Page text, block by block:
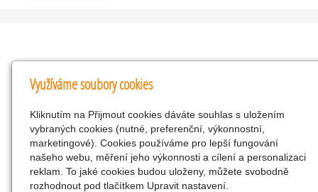
Kontakty
KNK obchodní společnost s r.o.
Komenského 127, Žacléř, 542 01 Číslo účtu:
286293602/0300
25298518
CZ25298518
Využíváme soubory cookies
Kliknutím na Přijmout cookies dáváte souhlas s uložením
vybraných cookies (nutné, preferenční, výkonnostní,
marketingové). Cookies používáme pro lepší fungování
našeho webu, měření jeho výkonnosti a cílení a personalizaci
reklam. To jaké cookies budou uloženy, můžete svobodně
rozhodnout pod tlačítkem Upravit nastavení.